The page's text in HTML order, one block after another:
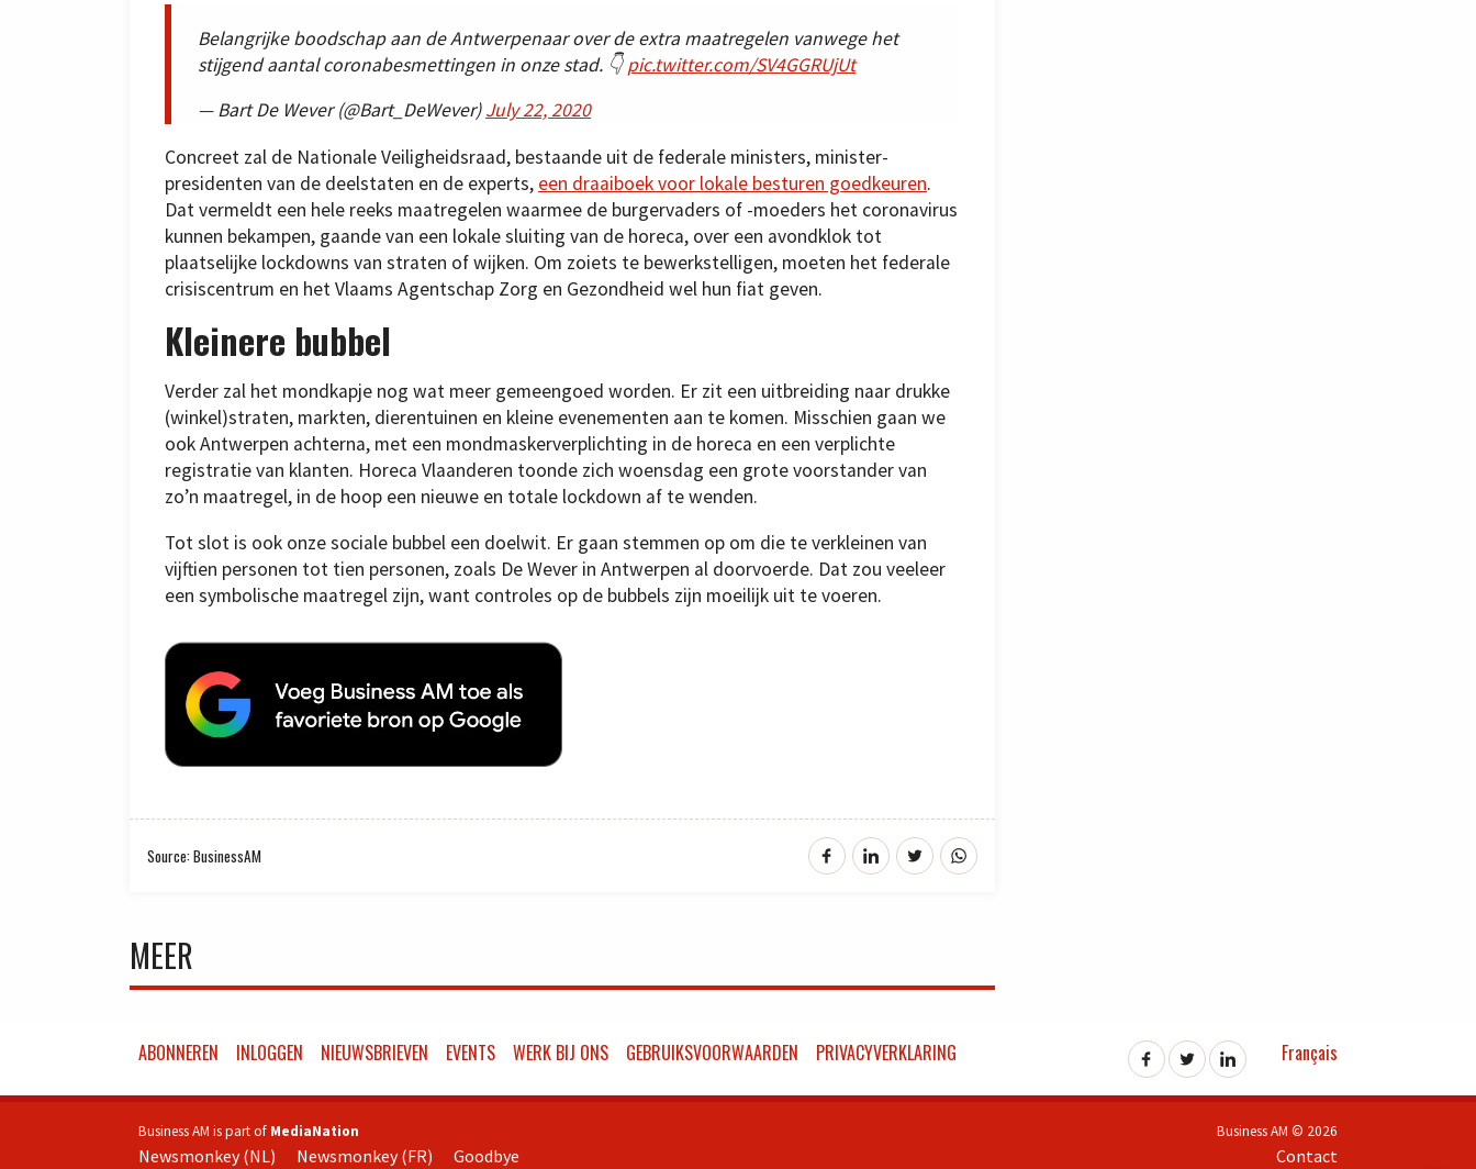
Belangrijke boodschap aan de Antwerpenaar over de extra maatregelen vanwege het
stijgend aantal coronabesmettingen in onze stad. 👇pic.twitter.com/SV4GGRUjUt
— Bart De Wever (@Bart_DeWever)July 22, 2020
Concreet zal de Nationale Veiligheidsraad, bestaande uit de federale ministers, minister-
presidenten van de deelstaten en de experts, een draaiboek voor lokale besturen goedkeuren.
Dat vermeldt een hele reeks maatregelen waarmee de burgervaders of -moeders het coronavirus
kunnen bekampen, gaande van een lokale sluiting van de horeca, over een avondklok tot
plaatselijke lockdowns van straten of wijken. Om zoiets te bewerkstelligen, moeten het federale
crisiscentrum en het Vlaams Agentschap Zorg en Gezondheid wel hun fiat geven.
Kleinere bubbel
Verder zal het mondkapje nog wat meer gemeengoed worden. Er zit een uitbreiding naar drukke
(winkel)straten, markten, dierentuinen en kleine evenementen aan te komen. Misschien gaan we
ook Antwerpen achterna, met een mondmaskerverplichting in de horeca en een verplichte
registratie van klanten. Horeca Vlaanderen toonde zich woensdag een grote voorstander van
zo’n maatregel, in de hoop een nieuwe en totale lockdown af te wenden.
Tot slot is ook onze sociale bubbel een doelwit. Er gaan stemmen op om die te verkleinen van
vijftien personen tot tien personen, zoals De Wever in Antwerpen al doorvoerde. Dat zou veeleer
een symbolische maatregel zijn, want controles op de bubbels zijn moeilijk uit te voeren.
Source: BusinessAM
MEER
ABONNEREN INLOGGEN NIEUWSBRIEVEN EVENTS WERK BIJ ONS GEBRUIKSVOORWAARDEN PRIVACYVERKLARING Français
Business AM is part of MediaNation
Newsmonkey (NL) Newsmonkey (FR) Goodbye
Business AM © 2026
Contact